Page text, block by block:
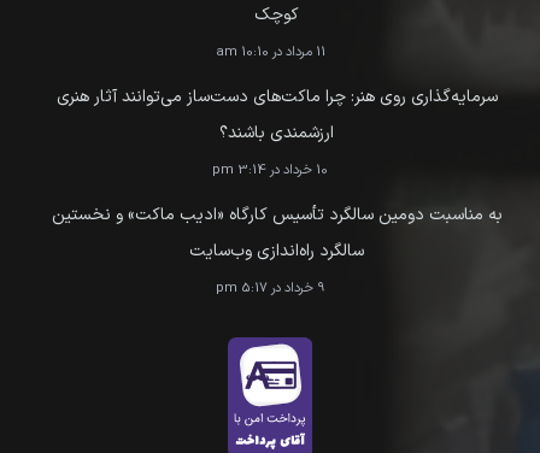
کوچک
11 مرداد در 10:10 am
سرمایه‌گذاری روی هنر: چرا ماکت‌های دست‌ساز می‌توانند آثار هنری
ارزشمندی باشند؟
10 خرداد در 3:14 pm
به مناسبت دومین سالگرد تأسیس کارگاه «ادیب ماکت» و نخستین
سالگرد راه‌اندازی وب‌سایت
9 خرداد در 5:17 pm